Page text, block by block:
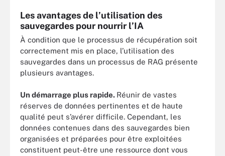
Les avantages de l’utilisation des
sauvegardes pour nourrir l’IA
À condition que le processus de récupération soit
correctement mis en place, l’utilisation des
sauvegardes dans un processus de RAG présente
plusieurs avantages.
Un démarrage plus rapide. Réunir de vastes
réserves de données pertinentes et de haute
qualité peut s’avérer difficile. Cependant, les
données contenues dans des sauvegardes bien
organisées et préparées pour être exploitées
constituent peut-être une ressource dont vous